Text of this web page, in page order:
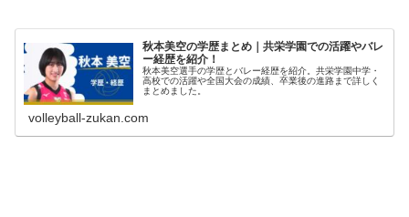
秋本美空の学歴まとめ｜共栄学園での活躍やバレ
ー経歴を紹介！
秋本美空選手の学歴とバレー経歴を紹介。共栄学園中学・
高校での活躍や全国大会の成績、卒業後の進路まで詳しく
まとめました。
volleyball-zukan.com